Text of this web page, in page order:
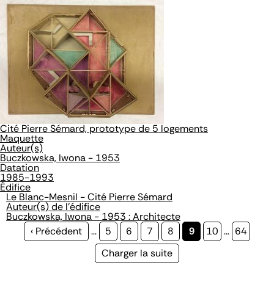
Cité Pierre Sémard, prototype de 5 logements
Maquette
Auteur(s)
Buczkowska, Iwona - 1953
Datation
1985-1993
Édifice
Le Blanc-Mesnil - Cité Pierre Sémard
Auteur(s) de l'édifice
Buczkowska, Iwona - 1953 : Architecte
Page
‹ Précédent … Page
5 Page
6 Page
7 Page
8
Page
9 Page
10 … Page
64
Page
Charger la suite